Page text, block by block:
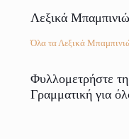
Λεξικά
Όλα τα Λεξικά
Φυλλομετρήστε
Γραμματική για